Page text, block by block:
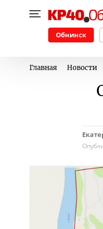
Обнинск
Главная Новости